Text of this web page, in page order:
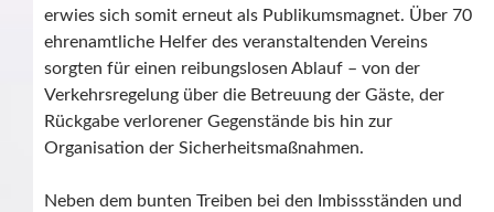
erwies sich somit erneut als Publikumsmagnet. Über 70
ehrenamtliche Helfer des veranstaltenden Vereins
sorgten für einen reibungslosen Ablauf – von der
Verkehrsregelung über die Betreuung der Gäste, der
Rückgabe verlorener Gegenstände bis hin zur
Organisation der Sicherheitsmaßnahmen.
Neben dem bunten Treiben bei den Imbissständen und